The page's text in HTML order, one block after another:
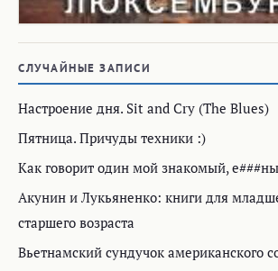
СЛУЧАЙНЫЕ ЗАПИСИ
Настроение дня. Sit and Cry (The Blues)
Пятница. Причуды техники :)
Как говорит один мой знакомый,
Акунин и Лукьяненко: книги для
старшего возраста
Вьетнамский сундучок американского